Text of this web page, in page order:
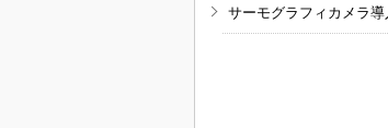
サーモグラフィカメラ